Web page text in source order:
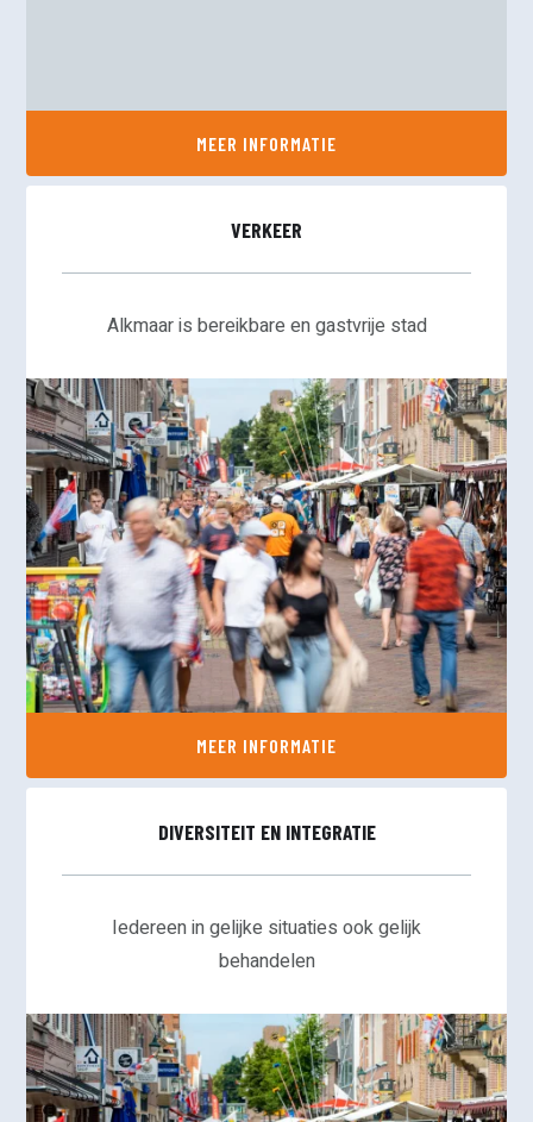
MEER INFORMATIE
VERKEER
Alkmaar is bereikbare en gastvrije stad
MEER INFORMATIE
DIVERSITEIT EN INTEGRATIE
Iedereen in gelijke situaties ook gelijk
behandelen